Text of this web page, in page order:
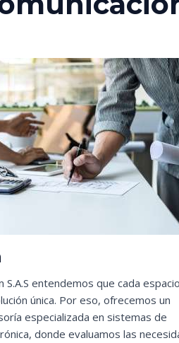
S.A.S entendemos que cada espacio
única. Por eso, ofrecemos un
especializada en sistemas de
donde evaluamos las